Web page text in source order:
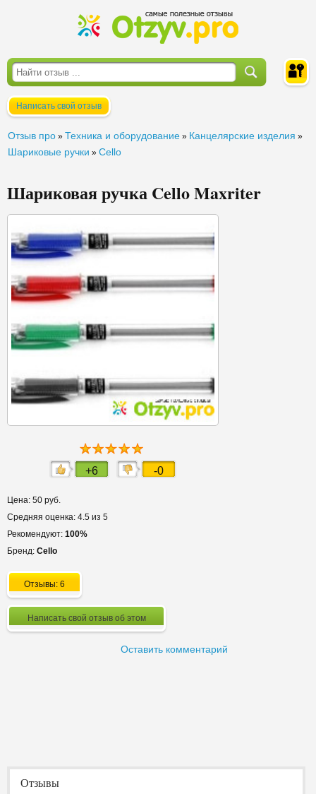
Написать свой отзыв
Отзыв про » Техника и оборудование » Канцелярские изделия »
Шариковые ручки » Cello
Шариковая ручка Cello Maxriter
+6 -0
Цена: 50 руб.
Средняя оценка: 4.5 из 5
Рекомендуют: 100%
Бренд: Cello
Отзывы: 6
Написать свой отзыв об этом
Оставить комментарий
Отзывы